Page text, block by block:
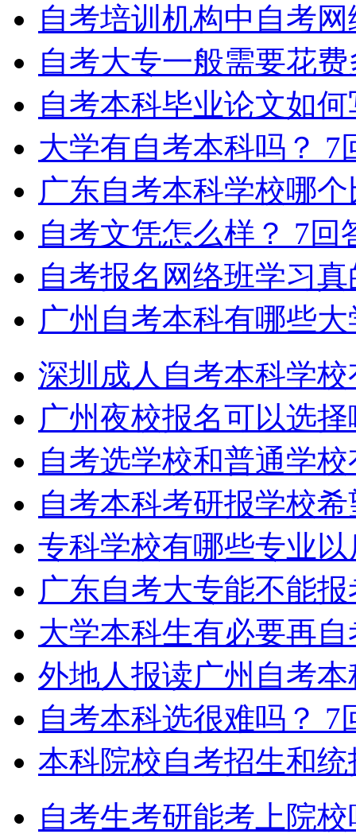
自考培训机构中自考
自考大专一般需要花
自考本科毕业论文如
大学有自考本科吗？ 7
广东自考本科学校哪
自考文凭怎么样？ 7回
自考报名网络班学习
广州自考本科有哪些
深圳成人自考本科学
广州夜校报名可以选
自考选学校和普通学
自考本科考研报学校
专科学校有哪些专业
广东自考大专能不能
大学本科生有必要再
外地人报读广州自考
自考本科选很难吗？ 7
本科院校自考招生和
自考生考研能考上院